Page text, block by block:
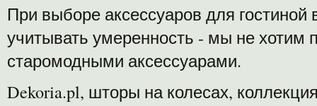
При выборе аксессуаров для
учитывать умеренность - мы не хотим
старомодными аксессуарами.
Dekoria.pl, шторы на колесах,